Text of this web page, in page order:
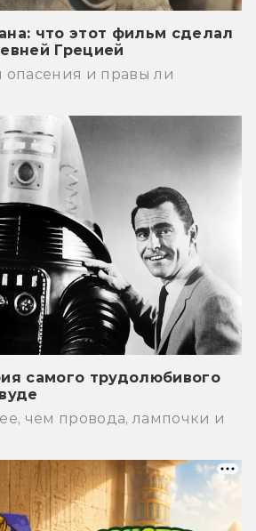
что этот фильм сделал
Грецией
опасения и правы ли
самого трудолюбивого
чем провода, лампочки и